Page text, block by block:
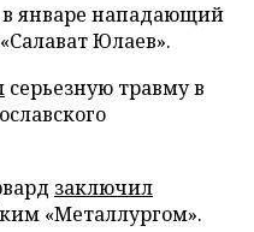
в январе нападающий
Юлаев».
серьезную травму в
заключил
«Металлургом».